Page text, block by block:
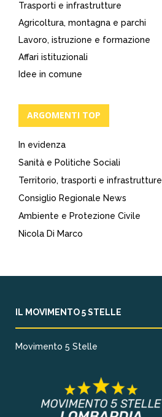
Trasporti e infrastrutture
Agricoltura, montagna e parchi
Lavoro, istruzione e formazione
Affari istituzionali
Idee in comune
ARGOMENTI TOP
In evidenza
Sanità e Politiche Sociali
Territorio, trasporti e infrastrutture
Consiglio Regionale News
Ambiente e Protezione Civile
Nicola Di Marco
IL MOVIMENTO 5 STELLE
Movimento 5 Stelle